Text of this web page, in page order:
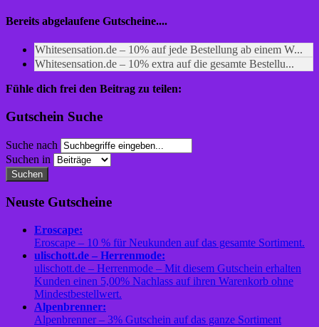
Bereits abgelaufene Gutscheine....
Whitesensation.de – 10% auf jede Bestellung ab einem W...
Whitesensation.de – 10% extra auf die gesamte Bestellu...
Fühle dich frei den Beitrag zu teilen:
Gutschein Suche
Suche nach
Suchen in
Suchen
Neuste Gutscheine
Eroscape:
Eroscape – 10 % für Neukunden auf das gesamte Sortiment.
ulischott.de – Herrenmode:
ulischott.de – Herrenmode – Mit diesem Gutschein erhalten
Kunden einen 5,00% Nachlass auf ihren Warenkorb ohne
Mindestbestellwert.
Alpenbrenner:
Alpenbrenner – 3% Gutschein auf das ganze Sortiment